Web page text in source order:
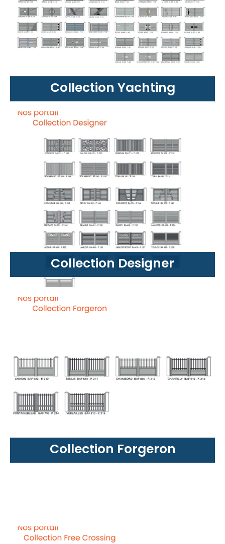
Collection Yachting
Collection Designer
Collection Forgeron